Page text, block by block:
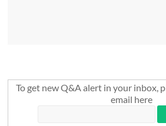
To get new Q&A alert in your inbox,
email here